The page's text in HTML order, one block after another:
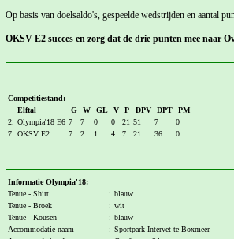
Op basis van doelsaldo's, gespeelde wedstrijden en aantal
OKSV E2 succes en zorg dat de drie punten mee naar
Competitiestand:
Elftal
G W GL V P DPV DPT
PM
2.
Olympia'18 E6 7 7 0 0 21 51 7
0
7.
OKSV E2 7 2 1 4 7 21 36 0
Informatie Olympia'18:
Tenue - Shirt
: blauw
Tenue - Broek
: wit
Tenue - Kousen
: blauw
Accommodatie naam
: Sportpark Intervet te Boxmeer